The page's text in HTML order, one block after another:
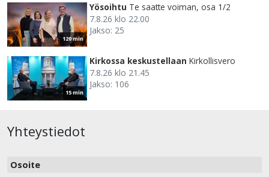
120 min
Yösoihtu Te saatte voiman, osa 1/2
7.8.26 klo 22.00
Jakso: 25
15 min
Kirkossa keskustellaan Kirkollisvero
7.8.26 klo 21.45
Jakso: 106
Yhteystiedot
Osoite